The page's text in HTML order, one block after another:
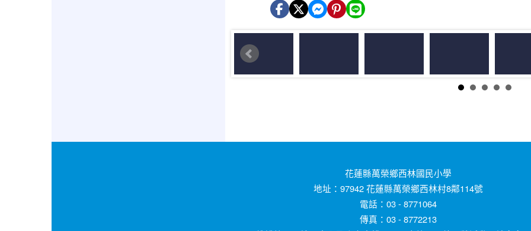
花蓮縣萬榮鄉西林國民小學
地址：97942 花蓮縣萬榮鄉西林村8鄰114號
電話：03 - 8771064
傳真：03 - 8772213